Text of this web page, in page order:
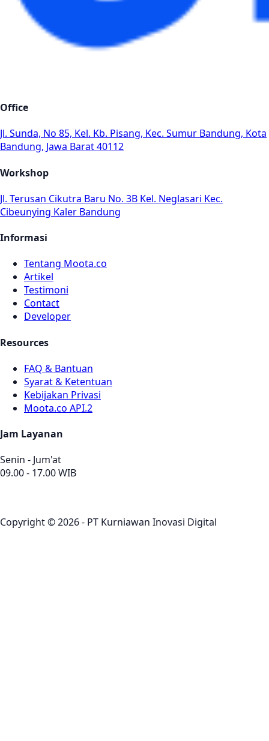
Office
Jl. Sunda, No 85, Kel. Kb. Pisang, Kec. Sumur Bandung, Kota
Bandung, Jawa Barat 40112
Workshop
Jl. Terusan Cikutra Baru No. 3B Kel. Neglasari Kec.
Cibeunying Kaler Bandung
Informasi
Tentang Moota.co
Artikel
Testimoni
Contact
Developer
Resources
FAQ & Bantuan
Syarat & Ketentuan
Kebijakan Privasi
Moota.co API.2
Jam Layanan
Senin - Jum'at
09.00 - 17.00 WIB
Copyright © 2026 - PT Kurniawan Inovasi Digital